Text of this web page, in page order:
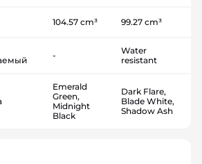
104.57 cm³ 99.27 cm³
-
Water
resistant
Emerald
Green,
Midnight
Black
Dark Flare,
Blade White,
Shadow Ash